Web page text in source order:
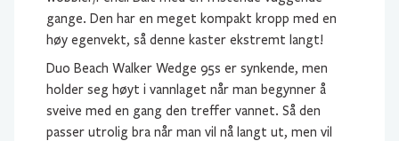
gange. Den har en meget kompakt kropp med en
høy egenvekt, så denne kaster ekstremt langt!
Duo Beach Walker Wedge 95s er synkende, men
holder seg høyt i vannlaget når man begynner å
sveive med en gang den treffer vannet. Så den
passer utrolig bra når man vil nå langt ut, men vil